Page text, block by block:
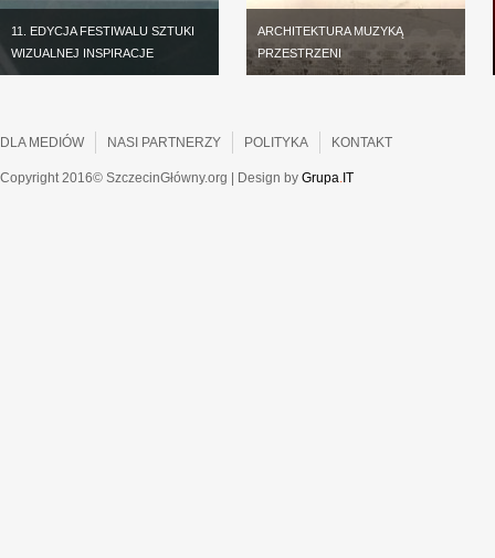
11. EDYCJA FESTIWALU SZTUKI
WIZUALNEJ INSPIRACJE
ARCHITEKTURA MUZYKĄ
PRZESTRZENI
DLA MEDIÓW NASI PARTNERZY POLITYKA KONTAKT
Copyright 2016© SzczecinGłówny.org | Design by Grupa. IT